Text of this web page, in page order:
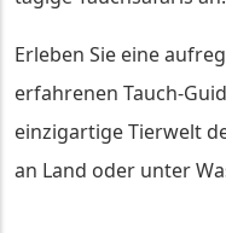
Erleben Sie eine
erfahrenen Tauch-
einzigartige Tierwelt
an Land oder unter